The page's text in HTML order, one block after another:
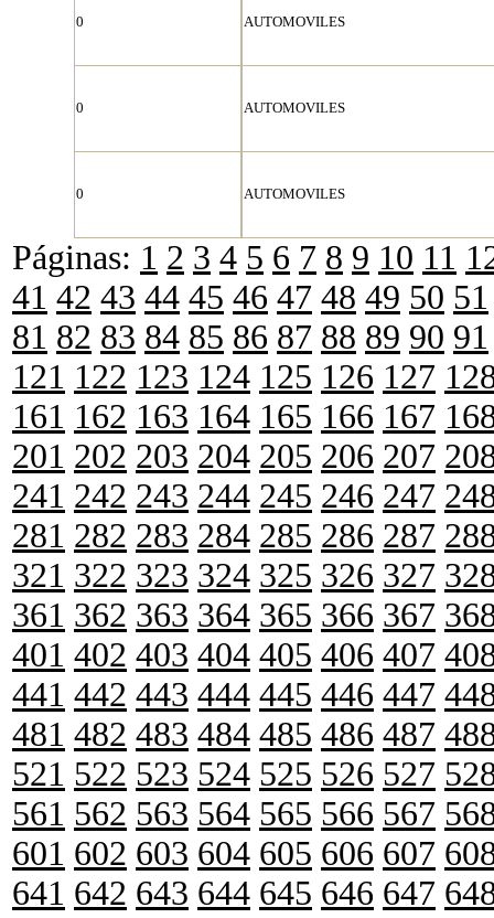
0 AUTOMOVILES
0 AUTOMOVILES
0 AUTOMOVILES
Páginas: 1 2 3 4 5 6 7 8 9 10 11
41 42 43 44 45 46 47 48 49 50 51
81 82 83 84 85 86 87 88 89 90 91
121 122 123 124 125 126 127
161 162 163 164 165 166 167
201 202 203 204 205 206 207
241 242 243 244 245 246 247
281 282 283 284 285 286 287
321 322 323 324 325 326 327
361 362 363 364 365 366 367
401 402 403 404 405 406 407
441 442 443 444 445 446 447
481 482 483 484 485 486 487
521 522 523 524 525 526 527
561 562 563 564 565 566 567
601 602 603 604 605 606 607
641 642 643 644 645 646 647